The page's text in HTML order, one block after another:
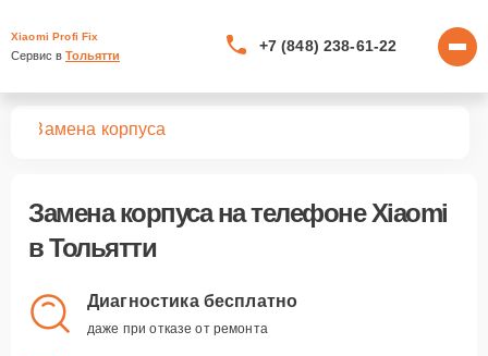
Xiaomi Profi Fix
Сервис в Тольятти
+7 (848) 238-61-22
Замена корпуса
Замена корпусана телефоне Xiaomi
в Тольятти
Диагностика бесплатно
даже при отказе от ремонта